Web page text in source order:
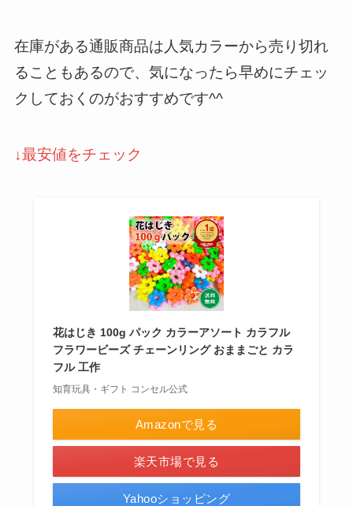
在庫がある通販商品は人気カラーから売り切れ
ることもあるので、気になったら早めにチェッ
クしておくのがおすすめです^^
↓最安値をチェック
花はじき 100g パック カラーアソート カラフル
フラワービーズ チェーンリング おままごと カラ
フル 工作
知育玩具・ギフト コンセル公式
Amazonで見る
楽天市場で見る
Yahooショッピング